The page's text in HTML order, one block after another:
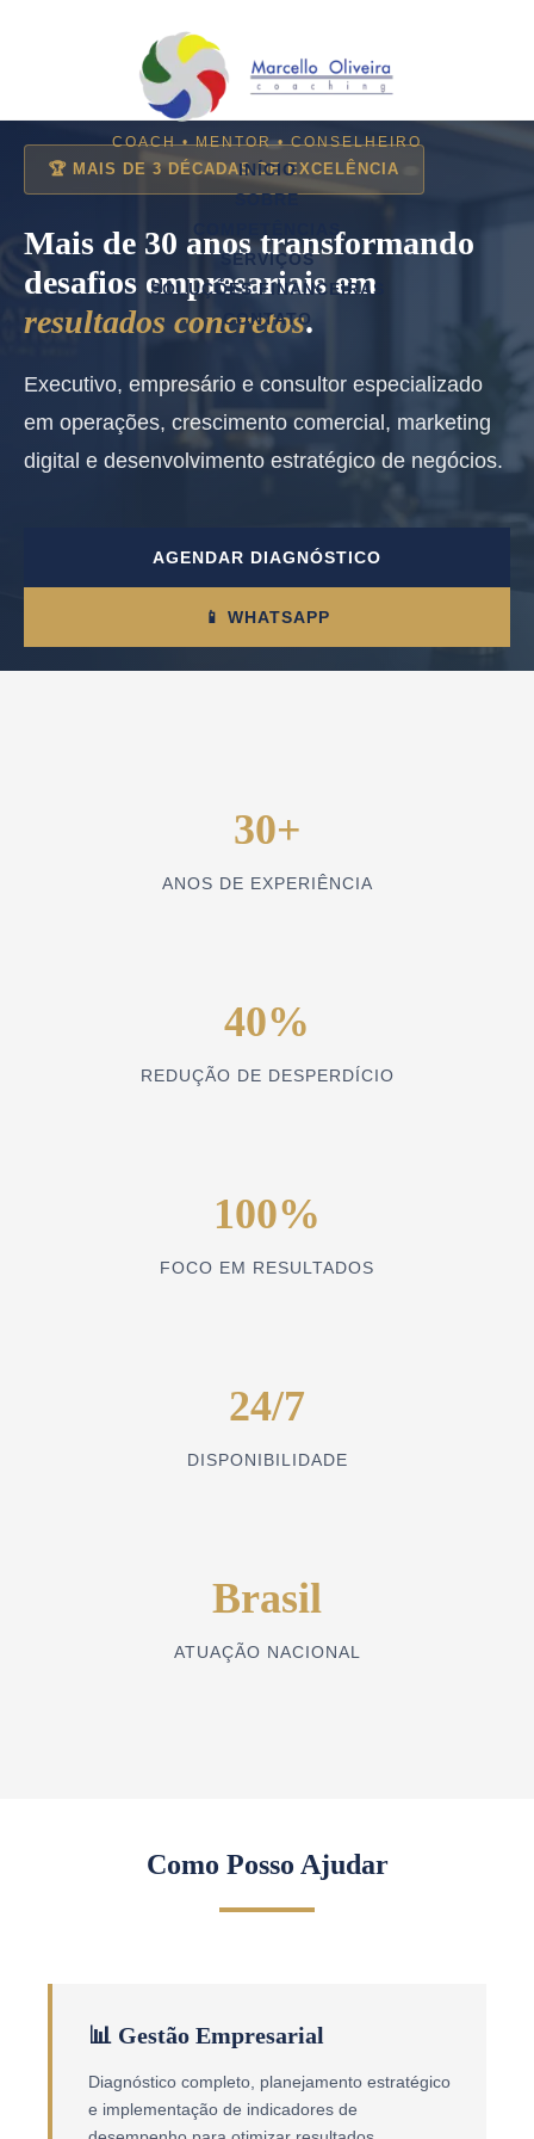
COACH•MENTOR•CONSELHEIRO
INÍCIO
SOBRE
COMPETÊNCIAS
SERVIÇOS
SOLUÇÕES FINANCEIRAS
CONTATO
🏆 MAIS DE 3 DÉCADAS DE EXCELÊNCIA
Mais de 30 anos transformando
desafios empresariais em
resultados concretos.
Executivo, empresário e consultor especializado
em operações, crescimento comercial, marketing
digital e desenvolvimento estratégico de negócios.
AGENDAR DIAGNÓSTICO
📱 WHATSAPP
30+
ANOS DE EXPERIÊNCIA
40%
REDUÇÃO DE DESPERDÍCIO
100%
FOCO EM RESULTADOS
24/7
DISPONIBILIDADE
Brasil
ATUAÇÃO NACIONAL
Como Posso Ajudar
📊 Gestão Empresarial
Diagnóstico completo, planejamento estratégico
e implementação de indicadores de